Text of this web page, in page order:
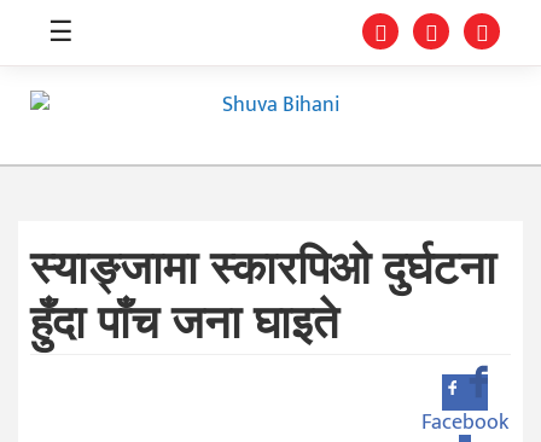
स्वास्थ्य
समाचार
☰
स्याङ्जामा स्कारपिओ दुर्घटना
हुँदा पाँच जना घाइते
Facebook